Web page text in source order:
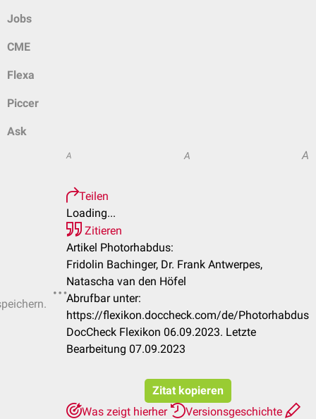
Jobs
CME
Flexa
Piccer
Ask
A A A
Teilen
Loading...
Zitieren
Artikel Photorhabdus:
Fridolin Bachinger, Dr. Frank Antwerpes,
Natascha van den Höfel
Abrufbar unter:
https://flexikon.doccheck.com/de/Photorhabdus
DocCheck Flexikon 06.09.2023. Letzte
Bearbeitung 07.09.2023
Zitat kopieren
Was zeigt hierher
Versionsgeschichte